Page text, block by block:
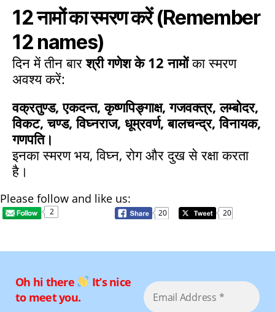
12 नामों का स्मरण करें(Remember
12 names)
दिन में तीन बारश्री गणेश के 12 नामोंका स्मरण
अवश्य करें:
वक्रतुण्ड, एकदन्त, कृष्णपिङ्गाक्ष, गजवक्त्र, लम्बोदर,
विकट, चण्ड, विघ्नराज, धूम्रवर्ण, बालचन्द्र, विनायक,
गणपति।
इनका स्मरण भय, विघ्न, रोग और दुख से रक्षा करता
है।
Please follow and like us:
2 20 20
Oh hi there
It’s nice
to meet you.